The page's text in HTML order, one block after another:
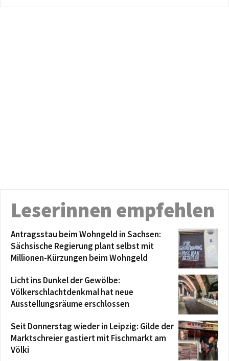
Leserinnen empfehlen
Antragsstau beim Wohngeld in Sachsen:
Sächsische Regierung plant selbst mit
Millionen-Kürzungen beim Wohngeld
Licht ins Dunkel der Gewölbe:
Völkerschlachtdenkmal hat neue
Ausstellungsräume erschlossen
Seit Donnerstag wieder in Leipzig: Gilde der
Marktschreier gastiert mit Fischmarkt am
Völki